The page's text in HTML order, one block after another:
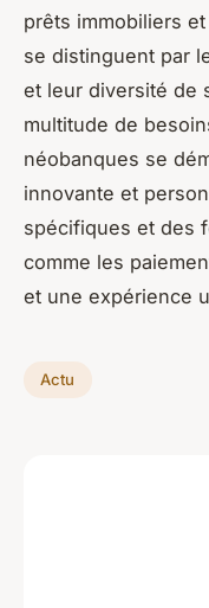
prêts immobiliers
se distinguent par
et leur diversité de
multitude de
néobanques se
innovante et
spécifiques et des
comme les
et une expérience
Actu